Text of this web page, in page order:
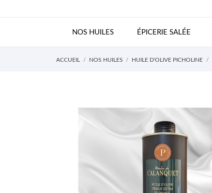
NOS HUILES ÉPICERIE SALÉE
ACCUEIL NOS HUILES HUILE D'OLIVE PICHOLINE